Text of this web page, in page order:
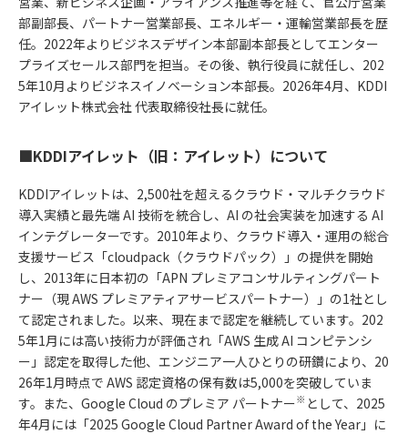
部副部長、パートナー営業部長、エネルギー・運輸営業部長を歴
任。2022年よりビジネスデザイン本部副本部長としてエンター
プライズセールス部門を担当。その後、執行役員に就任し、202
5年10月よりビジネスイノベーション本部長。2026年4月、KDDI
アイレット株式会社 代表取締役社長に就任。
■KDDIアイレット（旧：アイレット）について
KDDIアイレットは、2,500社を超えるクラウド・マルチクラウド
導入実績と最先端 AI 技術を統合し、AI の社会実装を加速する AI
インテグレーターです。2010年より、クラウド導入・運用の総合
支援サービス「cloudpack（クラウドパック）」の提供を開始
し、2013年に日本初の「APN プレミアコンサルティングパート
ナー（現 AWS プレミアティアサービスパートナー）」の1社とし
て認定されました。以来、現在まで認定を継続しています。202
5年1月には高い技術力が評価され「AWS 生成 AI コンピテンシ
ー」認定を取得した他、エンジニア一人ひとりの研鑽により、20
26年1月時点で AWS 認定資格の保有数は5,000を突破していま
す。また、Google Cloud のプレミア パートナー※ として、2025
年4月には「2025 Google Cloud Partner Award of the Year」に